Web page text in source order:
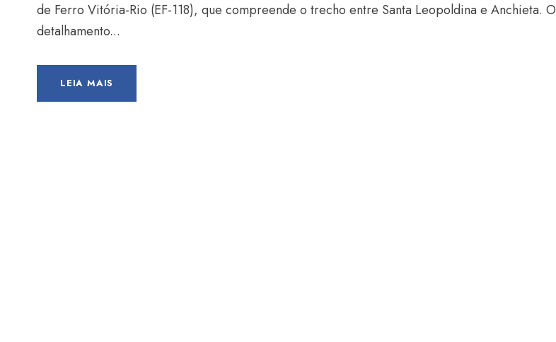
de Ferro Vitória-Rio (EF-118), que compreende o trecho entre Santa Leopoldina e Anchieta. O
detalhamento...
LEIA MAIS